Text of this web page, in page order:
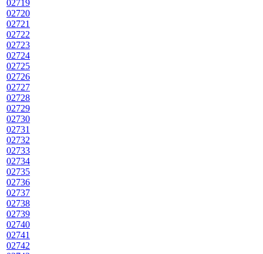
02719
02720
02721
02722
02723
02724
02725
02726
02727
02728
02729
02730
02731
02732
02733
02734
02735
02736
02737
02738
02739
02740
02741
02742